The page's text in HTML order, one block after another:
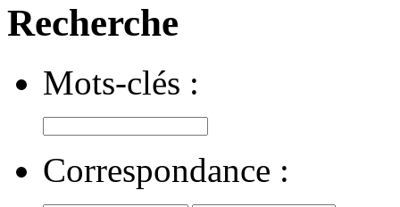
Recherche
Mots-clés :
Correspondance :